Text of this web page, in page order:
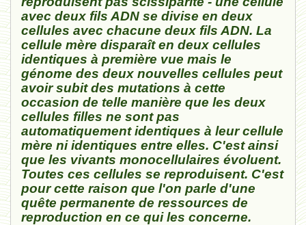
avec deux fils ADN se divise en deux
cellules avec chacune deux fils ADN. La
cellule mère disparaît en deux cellules
identiques à première vue mais le
génome des deux nouvelles cellules peut
avoir subit des mutations à cette
occasion de telle manière que les deux
cellules filles ne sont pas
automatiquement identiques à leur cellule
mère ni identiques entre elles. C'est ainsi
que les vivants monocellulaires évoluent.
Toutes ces cellules se reproduisent. C'est
pour cette raison que l'on parle d'une
quête permanente de ressources de
reproduction en ce qui les concerne.